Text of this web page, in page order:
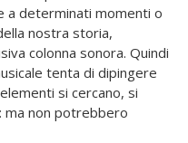
a determinati momenti o
nostra storia,
colonna sonora. Quindi
tenta di dipingere
si cercano, si
ma non potrebbero